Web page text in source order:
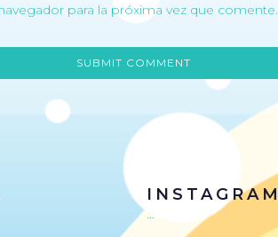
para la próxima vez que comente.
INSTAGRAM
…